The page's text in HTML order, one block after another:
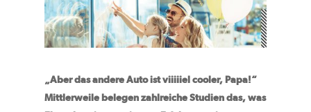
„Aber das andere Auto ist viiiiiel cooler, Papa!“
Mittlerweile belegen zahlreiche Studien das, was